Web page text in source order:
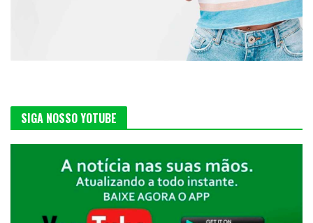
SIGA NOSSO YOTUBE